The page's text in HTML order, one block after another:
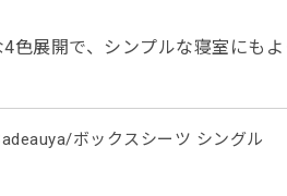
色展開で、シンプルな寝室にもよ
ボックスシーツ シングル